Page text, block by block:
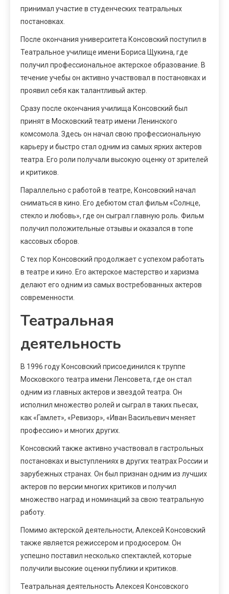
принимал участие в студенческих театральных
постановках.
После окончания университета Консовский поступил в
Театральное училище имени Бориса Щукина, где
получил профессиональное актерское образование. В
течение учебы он активно участвовал в постановках и
проявил себя как талантливый актер.
Сразу после окончания училища Консовский был
принят в Московский театр имени Ленинского
комсомола. Здесь он начал свою профессиональную
карьеру и быстро стал одним из самых ярких актеров
театра. Его роли получали высокую оценку от зрителей
и критиков.
Параллельно с работой в театре, Консовский начал
сниматься в кино. Его дебютом стал фильм «Солнце,
стекло и любовь», где он сыграл главную роль. Фильм
получил положительные отзывы и оказался в топе
кассовых сборов.
С тех пор Консовский продолжает с успехом работать
в театре и кино. Его актерское мастерство и харизма
делают его одним из самых востребованных актеров
современности.
Театральная
деятельность
В 1996 году Консовский присоединился к труппе
Московского театра имени Ленсовета, где он стал
одним из главных актеров и звездой театра. Он
исполнил множество ролей и сыграл в таких пьесах,
как «Гамлет», «Ревизор», «Иван Васильевич меняет
профессию» и многих других.
Консовский также активно участвовал в гастрольных
постановках и выступлениях в других театрах России и
зарубежных странах. Он был признан одним из лучших
актеров по версии многих критиков и получил
множество наград и номинаций за свою театральную
работу.
Помимо актерской деятельности, Алексей Консовский
также является режиссером и продюсером. Он
успешно поставил несколько спектаклей, которые
получили высокие оценки публики и критиков.
Театральная деятельность Алексея Консовского